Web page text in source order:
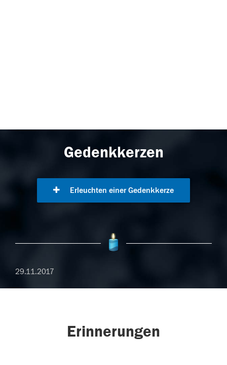
Gedenkkerzen
Erleuchten einer Gedenkkerze
29.11.2017
Erinnerungen